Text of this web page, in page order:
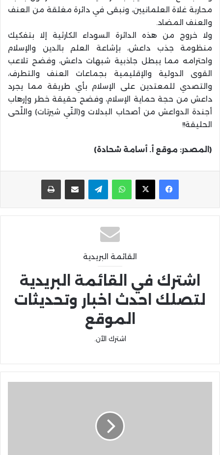
محاربة غلاة العلمانيين، ونبقى في دائرة مغلقة من العنف
والعنف المضاد.
ولا خروج من هذه الدائرة السوداء الكارثية إلا بتفكيك
منظومة جذب داعش، بإشاعة العلم بالدين والإسلام
واحترامه مما يبطل جاذبية شبهات داعش، وفضح تلاعب
القوى الدولية والإقليمية بجماعات العنف والتطرف،
والتصدي للمعتدين على الإسلام بأي طريقة مما يجرد
داعش من حجة حماية الإسلام، وفضح حقيقة خطر وإرهاب
أجندة الدواعش من أصحاب البدلات و(التّي شيرتات) واللّحى
الحليقة!!
(المصدر: موقع أ. أسامة شحادة)
واتساب تيلقرام مشاركة عبر البريد
القائمة البريدية
اشترك في القائمة البريدية
لتصلك احدث اخبار وتحديثات
الموقع
اشترك الآن.